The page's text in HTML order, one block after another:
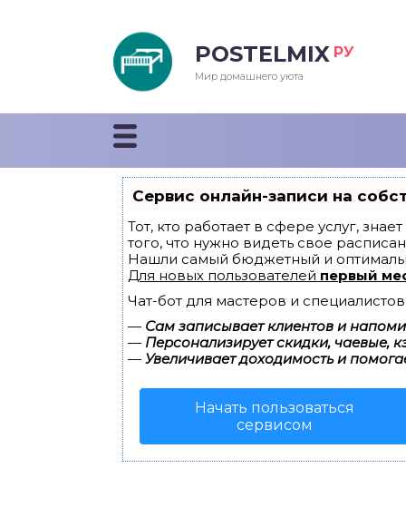
POSTELMIX РУ
Мир домашнего уюта
Сервис онлайн-записи на
Тот, кто работает в сфере услуг,
того, что нужно видеть свое
Нашли самый бюджетный и
Для новых пользователей первый
Чат-бот для мастеров и
— Сам записывает клиентов и
— Персонализирует скидки, чаевые,
— Увеличивает доходимость и
Начать пользоваться
сервисом